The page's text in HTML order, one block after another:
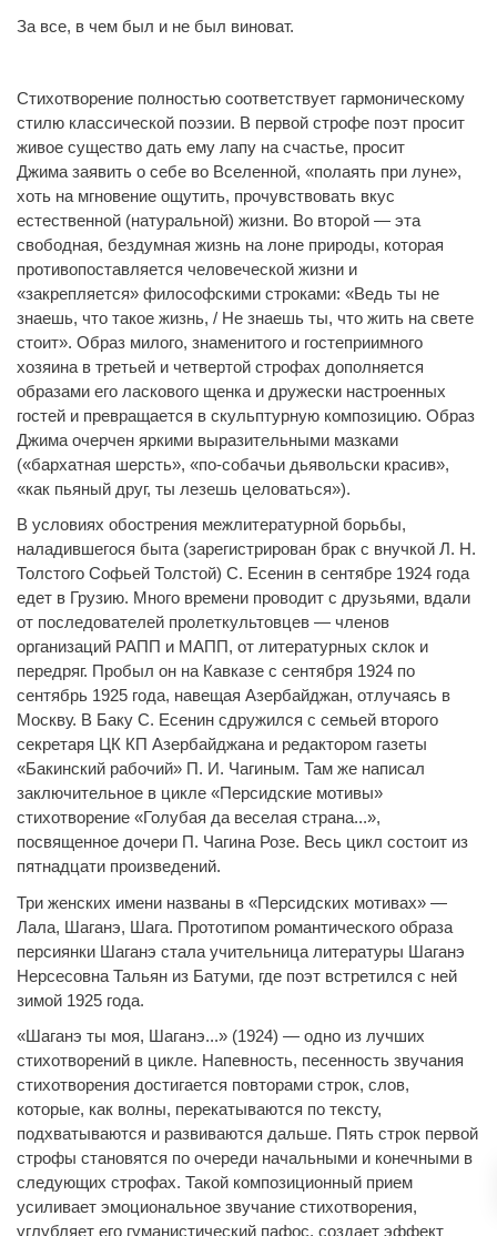
За все, в чем был и не был виноват.
Стихотворение полностью соответствует гармоническому
стилю классической поэзии. В первой строфе поэт просит
живое существо дать ему лапу на счастье, просит
Джима заявить о себе во Вселенной, «полаять при луне»,
хоть на мгновение ощутить, прочувствовать вкус
естественной (натуральной) жизни. Во второй — эта
свободная, бездумная жизнь на лоне природы, которая
противопоставляется человеческой жизни и
«закрепляется» философскими строками: «Ведь ты не
знаешь, что такое жизнь, / Не знаешь ты, что жить на свете
стоит». Образ милого, знаменитого и гостеприимного
хозяина в третьей и четвертой строфах дополняется
образами его ласкового щенка и дружески настроенных
гостей и превращается в скульптурную композицию. Образ
Джима очерчен яркими выразительными мазками
(«бархатная шерсть», «по-собачьи дьявольски красив»,
«как пьяный друг, ты лезешь целоваться»).
В условиях обострения межлитературной борьбы,
наладившегося быта (зарегистрирован брак с внучкой Л. Н.
Толстого Софьей Толстой) С. Есенин в сентябре 1924 года
едет в Грузию. Много времени проводит с друзьями, вдали
от последователей пролеткультовцев — членов
организаций РАПП и МАПП, от литературных склок и
передряг. Пробыл он на Кавказе с сентября 1924 по
сентябрь 1925 года, навещая Азербайджан, отлучаясь в
Москву. В Баку С. Есенин сдружился с семьей второго
секретаря ЦК КП Азербайджана и редактором газеты
«Бакинский рабочий» П. И. Чагиным. Там же написал
заключительное в цикле «Персидские мотивы»
стихотворение «Голубая да веселая страна...»,
посвященное дочери П. Чагина Розе. Весь цикл состоит из
пятнадцати произведений.
Три женских имени названы в «Персидских мотивах» —
Лала, Шаганэ, Шага. Прототипом романтического образа
персиянки Шаганэ стала учительница литературы Шаганэ
Нерсесовна Тальян из Батуми, где поэт встретился с ней
зимой 1925 года.
«Шаганэ ты моя, Шаганэ...» (1924) — одно из лучших
стихотворений в цикле. Напевность, песенность звучания
стихотворения достигается повторами строк, слов,
которые, как волны, перекатываются по тексту,
подхватываются и развиваются дальше. Пять строк первой
строфы становятся по очереди начальными и конечными в
следующих строфах. Такой композиционный прием
усиливает эмоциональное звучание стихотворения,
углубляет его гуманистический пафос, создает эффект